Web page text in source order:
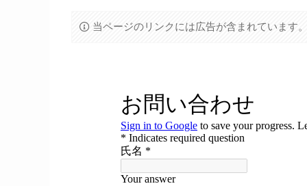
当ページのリンクには広告が含まれています